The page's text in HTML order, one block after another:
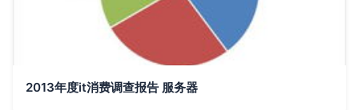
2013年度it消费调查报告 服务器